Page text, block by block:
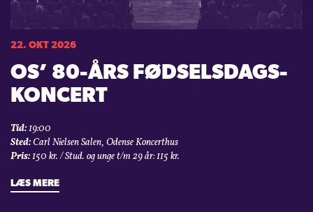
22. OKT 2026
OS’ 80-ÅRS FØDSELSDAGS­
KONCERT
Tid:19:00
Sted:Carl Nielsen Salen, Odense Koncerthus
Pris:150 kr. / Stud. og unge t/m 29 år: 115 kr.
LÆS MERE